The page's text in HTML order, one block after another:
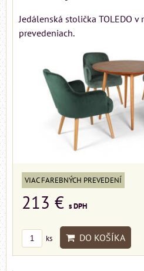
Jedálenská stolička TOLEDO v
prevedeniach.
VIAC FAREBNÝCH PREVEDENÍ
213 € s DPH
ks DO KOŠÍKA